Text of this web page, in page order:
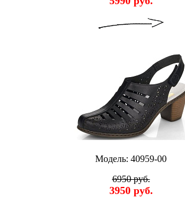
Модель: 40959-00
6950 руб.
3950 руб.